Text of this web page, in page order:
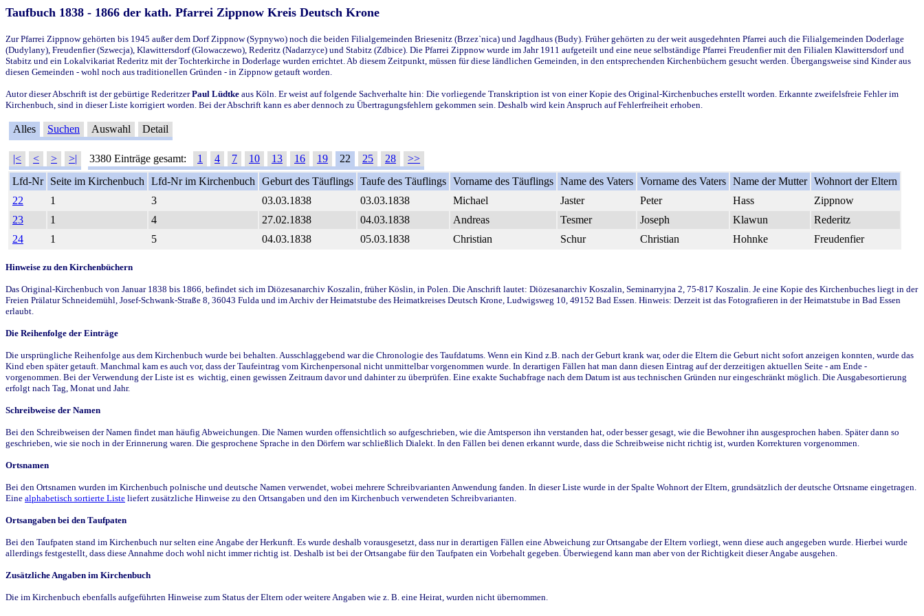
Taufbuch 1838 - 1866 der kath. Pfarrei Zippnow Kreis Deutsch Krone
Zur Pfarrei Zippnow gehörten bis 1945 außer dem Dorf Zippnow (Sypnywo) noch die beiden Filialgemeinden Briesenitz (Brzez`nica) und Jagdhaus (Budy). Früher gehörten zu der weit ausgedehnten Pfarrei auch die Filialgemeinden Doderlage
(Dudylany), Freudenfier (Szwecja), Klawittersdorf (Glowaczewo), Rederitz (Nadarzyce) und Stabitz (Zdbice). Die Pfarrei Zippnow wurde im Jahr 1911 aufgeteilt und eine neue selbständige Pfarrei Freudenfier mit den Filialen Klawittersdorf und
Stabitz und ein Lokalvikariat Rederitz mit der Tochterkirche in Doderlage wurden errichtet. Ab diesem Zeitpunkt, müssen für diese ländlichen Gemeinden, in den entsprechenden Kirchenbüchern gesucht werden. Übergangsweise sind Kinder aus
diesen Gemeinden - wohl noch aus traditionellen Gründen - in Zippnow getauft worden.
Autor dieser Abschrift ist der gebürtige RederitzerPaul Lüdtke aus Köln. Er weist auf folgende Sachverhalte hin: Die vorliegende Transkription ist von einer Kopie des Original-Kirchenbuches erstellt worden. Erkannte zweifelsfreie Fehler im
Kirchenbuch, sind in dieser Liste korrigiert worden. Bei der Abschrift kann es aber dennoch zu Übertragungsfehlern gekommen sein. Deshalb wird kein Anspruch auf Fehlerfreiheit erhoben.
Alles Suchen Auswahl Detail
|< < > >| 3380 Einträge gesamt: 1 4 7 10 13 16 19 22 25 28
>>
Lfd-Nr
Seite im Kirchenbuch Lfd-Nr im Kirchenbuch Geburt des Täuflings Taufe des Täuflings Vorname des Täuflings Name des Vaters Vorname des Vaters Name der Mutter Wohnort der Eltern
22
1 3 03.03.1838 03.03.1838 Michael Jaster Peter Hass
Zippnow
23
1 4 27.02.1838 04.03.1838 Andreas Tesmer Joseph Klawun
Rederitz
24
1 5 04.03.1838 05.03.1838 Christian Schur Christian Hohnke Freudenfier
Hinweise zu den Kirchenbüchern
Das Original-Kirchenbuch von Januar 1838 bis 1866, befindet sich im Diözesanarchiv Koszalin, früher Köslin, in Polen. Die Anschrift lautet: Diözesanarchiv Koszalin, Seminarryjna 2, 75-817 Koszalin. Je eine Kopie des Kirchenbuches liegt in der
Freien Prälatur Schneidemühl, Josef-Schwank-Straße 8, 36043 Fulda und im Archiv der Heimatstube des Heimatkreises Deutsch Krone, Ludwigsweg 10, 49152 Bad Essen. Hinweis: Derzeit ist das Fotografieren in der Heimatstube in Bad Essen
erlaubt.
Die Reihenfolge der Einträge
Die ursprüngliche Reihenfolge aus dem Kirchenbuch wurde bei behalten. Ausschlaggebend war die Chronologie des Taufdatums. Wenn ein Kind z.B. nach der Geburt krank war, oder die Eltern die Geburt nicht sofort anzeigen konnten, wurde das
Kind eben später getauft. Manchmal kam es auch vor, dass der Taufeintrag vom Kirchenpersonal nicht unmittelbar vorgenommen wurde. In derartigen Fällen hat man dann diesen Eintrag auf der derzeitigen aktuellen Seite - am Ende -
vorgenommen. Bei der Verwendung der Liste ist es wichtig, einen gewissen Zeitraum davor und dahinter zu überprüfen. Eine exakte Suchabfrage nach dem Datum ist aus technischen Gründen nur eingeschränkt möglich. Die Ausgabesortierung
erfolgt nach Tag, Monat und Jahr.
Schreibweise der Namen
Bei den Schreibweisen der Namen findet man häufig Abweichungen. Die Namen wurden offensichtlich so aufgeschrieben, wie die Amtsperson ihn verstanden hat, oder besser gesagt, wie die Bewohner ihn ausgesprochen haben. Später dann so
geschrieben, wie sie noch in der Erinnerung waren. Die gesprochene Sprache in den Dörfern war schließlich Dialekt. In den Fällen bei denen erkannt wurde, dass die Schreibweise nicht richtig ist, wurden Korrekturen vorgenommen.
Ortsnamen
Bei den Ortsnamen wurden im Kirchenbuch polnische und deutsche Namen verwendet, wobei mehrere Schreibvarianten Anwendung fanden. In dieser Liste wurde in der Spalte Wohnort der Eltern, grundsätzlich der deutsche Ortsname eingetragen.
Eine alphabetisch sortierte Liste liefert zusätzliche Hinweise zu den Ortsangaben und den im Kirchenbuch verwendeten Schreibvarianten.
Ortsangaben bei den Taufpaten
Bei den Taufpaten stand im Kirchenbuch nur selten eine Angabe der Herkunft. Es wurde deshalb vorausgesetzt, dass nur in derartigen Fällen eine Abweichung zur Ortsangabe der Eltern vorliegt, wenn diese auch angegeben wurde. Hierbei wurde
allerdings festgestellt, dass diese Annahme doch wohl nicht immer richtig ist. Deshalb ist bei der Ortsangabe für den Taufpaten ein Vorbehalt gegeben. Überwiegend kann man aber von der Richtigkeit dieser Angabe ausgehen.
Zusätzliche Angaben im Kirchenbuch
Die im Kirchenbuch ebenfalls aufgeführten Hinweise zum Status der Eltern oder weitere Angaben wie z. B. eine Heirat, wurden nicht übernommen.